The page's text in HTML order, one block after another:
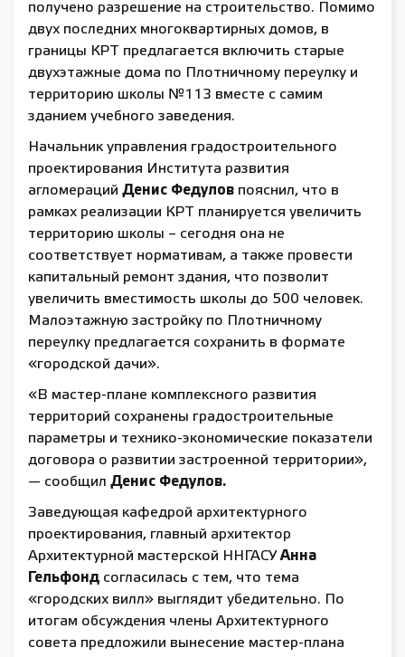
получено разрешение на строительство. Помимо
двух последних многоквартирных домов, в
границы КРТ предлагается включить старые
двухэтажные дома по Плотничному переулку и
территорию школы №113 вместе с самим
зданием учебного заведения.
Начальник управления градостроительного
проектирования Института развития
агломераций Денис Федулов пояснил, что в
рамках реализации КРТ планируется увеличить
территорию школы – сегодня она не
соответствует нормативам, а также провести
капитальный ремонт здания, что позволит
увеличить вместимость школы до 500 человек.
Малоэтажную застройку по Плотничному
переулку предлагается сохранить в формате
«городской дачи».
«В мастер-плане комплексного развития
территорий сохранены градостроительные
параметры и технико-экономические показатели
договора о развитии застроенной территории»,
— сообщил Денис Федулов.
Заведующая кафедрой архитектурного
проектирования, главный архитектор
Архитектурной мастерской ННГАСУАнна
Гельфонд согласилась с тем, что тема
«городских вилл» выглядит убедительно. По
итогам обсуждения члены Архитектурного
совета предложили вынесение мастер-плана